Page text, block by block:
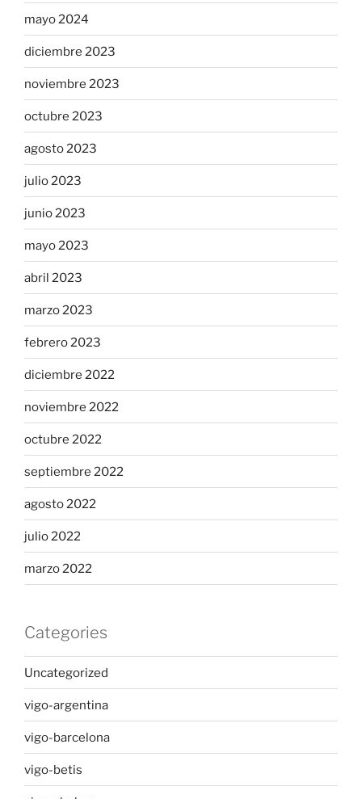
mayo 2024
diciembre 2023
noviembre 2023
octubre 2023
agosto 2023
julio 2023
junio 2023
mayo 2023
abril 2023
marzo 2023
febrero 2023
diciembre 2022
noviembre 2022
octubre 2022
septiembre 2022
agosto 2022
julio 2022
marzo 2022
Categories
Uncategorized
vigo-argentina
vigo-barcelona
vigo-betis